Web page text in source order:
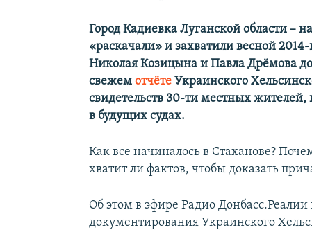
Город Кадиевка Луганской области –
«раскачали» и захватили весной
Николая Козицына и Павла Дрёмова
свежемотчё​те Украинского
свидетельств 30-ти местных жителей,
в будущих судах.
Как все начиналось в Стаханове?
хватит ли фактов, чтобы доказать
Об этом в эфире Радио
документирования Украинского